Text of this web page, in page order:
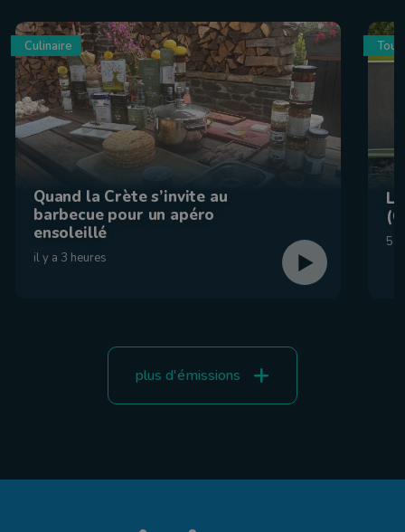
Culinaire
Quand la Crète s’invite au
barbecue pour un apéro
ensoleillé
il y a 3 heures
5
plus d'émissions